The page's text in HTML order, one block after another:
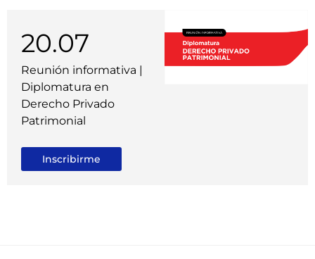
20.07
Reunión informativa |
Diplomatura en
Derecho Privado
Patrimonial
Inscribirme